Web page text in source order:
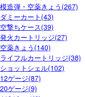
模造弾・空薬きょう(267)
ダミーカート(43)
空撃ちケース(39)
発火カートリッジ(27)
空薬きょう(140)
ライフルカートリッジ(38)
ショットシェル(102)
12ゲージ(87)
20ゲージ(9)